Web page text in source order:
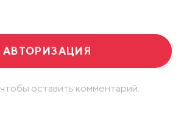
АВТОРИЗАЦИЯ
оставить комментарий.